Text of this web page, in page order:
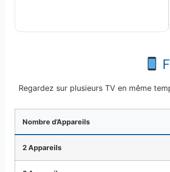
Regardez sur plusieurs TV en même
Nombre d’Appareils
2 Appareils